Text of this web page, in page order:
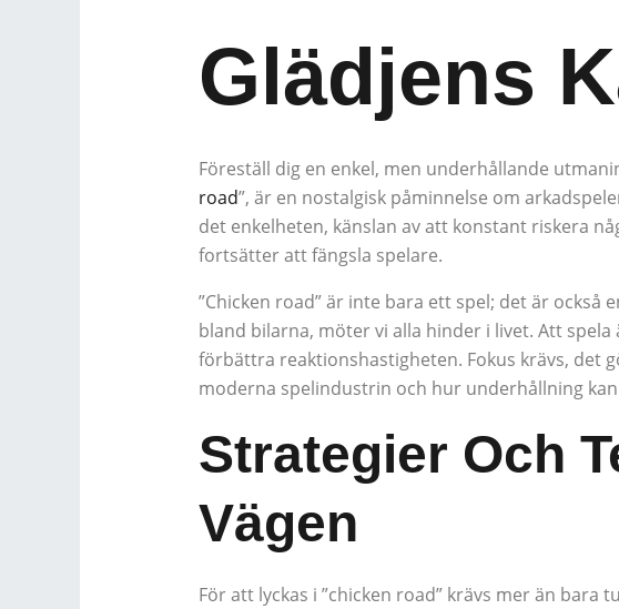
Glädjens
Föreställ dig en enkel, men underhållande
road”, är en nostalgisk påminnelse om
det enkelheten, känslan av att konstant riskera
fortsätter att fängsla spelare.
”Chicken road” är inte bara ett spel; det är
bland bilarna, möter vi alla hinder i livet. Att
förbättra reaktionshastigheten. Fokus krävs, det
moderna spelindustrin och hur underhållning
Strategier Och
Vägen
För att lyckas i ”chicken road” krävs mer än